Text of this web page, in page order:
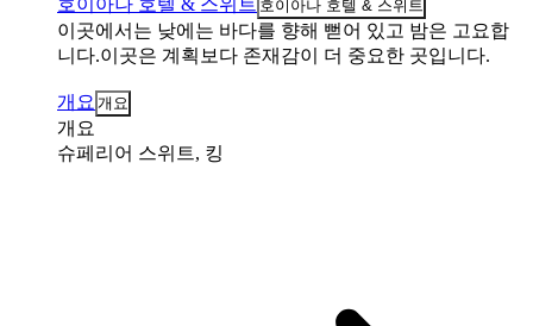
호이아나 호텔 & 스위트
이곳에서는 낮에는 바다를 향해 뻗어 있고 밤은 고요합
니다.이곳은 계획보다 존재감이 더 중요한 곳입니다.
개요 개요
개요
슈페리어 스위트, 킹